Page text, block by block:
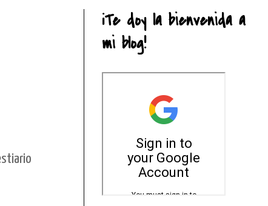
¡Te doy la bienvenida a
mi blog!